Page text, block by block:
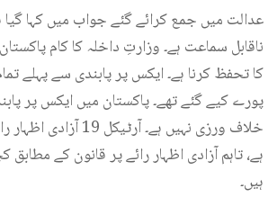
عدالت میں جمع کرائے گئے جواب میں کہا
ناقابل سماعت ہے۔ وزارتِ داخلہ کا کام
کا تحفظ کرنا ہے۔ ایکس پر پابندی سے پہلے
خلاف ورزی نہیں ہے۔
ہے، تاہم آزادی اظہار رائے پر قانون کے
ہیں۔